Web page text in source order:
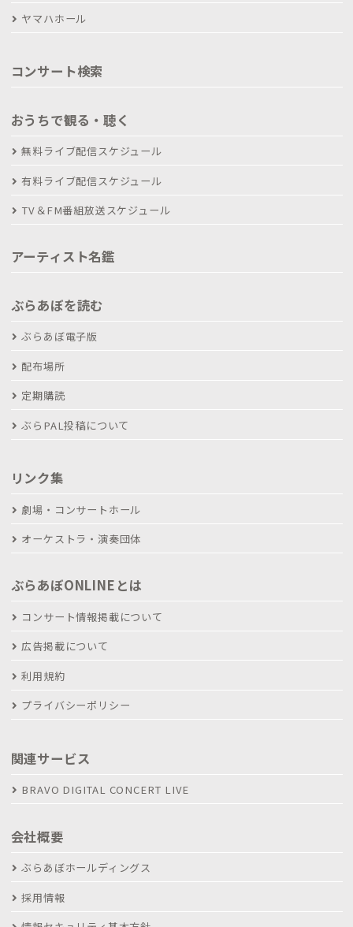
ヤマハホール
コンサート検索
おうちで観る・聴く
無料ライブ配信スケジュール
有料ライブ配信スケジュール
TV＆FM番組放送スケジュール
アーティスト名鑑
ぶらあぼを読む
ぶらあぼ電子版
配布場所
定期購読
ぶらPAL投稿について
リンク集
劇場・コンサートホール
オーケストラ・演奏団体
ぶらあぼONLINEとは
コンサート情報掲載について
広告掲載について
利用規約
プライバシーポリシー
関連サービス
BRAVO DIGITAL CONCERT LIVE
会社概要
ぶらあぼホールディングス
採用情報